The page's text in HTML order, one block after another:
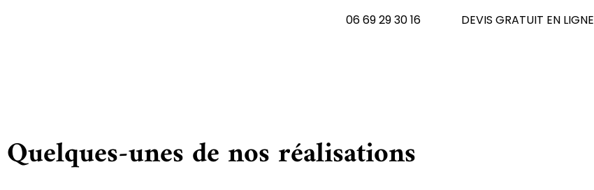
06 69 29 30 16 DEVIS GRATUIT EN LIGNE
Quelques-unes de nos réalisations